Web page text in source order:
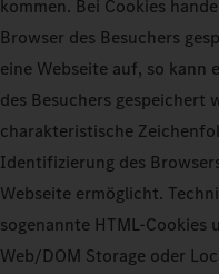
kommen. Bei Cookies
Browser des Besuchers
eine Webseite auf, so kann
des Besuchers gespeichert
charakteristische
Identifizierung des
Webseite ermöglicht.
sogenannte HTML-
Web/DOM Storage oder